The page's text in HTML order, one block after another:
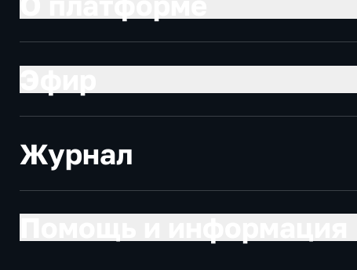
Журнал